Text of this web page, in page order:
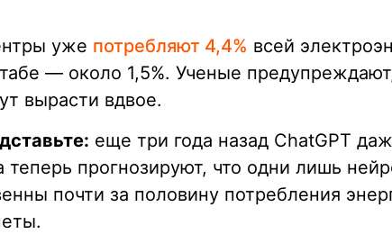
уже потребляют 4,4% всей
— около 1,5%. Ученые
вырасти вдвое.
еще три года назад ChatGPT
теперь прогнозируют, что одни лишь
почти за половину потребления